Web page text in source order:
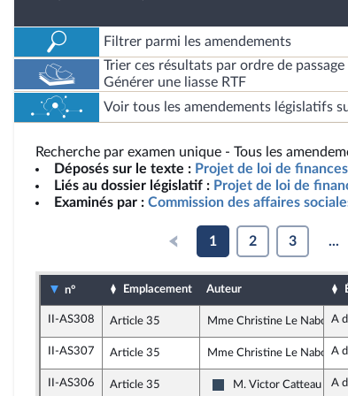
Filtrer parmi les amendements
Trier ces résultats par ordre de passage
Générer une liasse RTF
Voir tous les amendements législatifs
Recherche par examen unique - Tous les
Déposés sur le texte : Projet de loi de
Liés au dossier législatif : Projet de loi de
Examinés par : Commission des affaires
1 2 3 ...
n° Emplacement Auteur
II-AS308 Article 35 Mme Christine Le Nabour,
A
II-AS307 Article 35 Mme Christine Le Nabour,
A
II-AS306 Article 35
Rassemblement National
M. Victor Catteau A